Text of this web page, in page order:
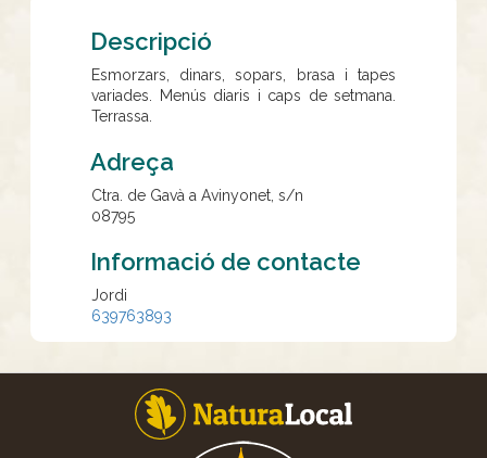
Descripció
Esmorzars, dinars, sopars, brasa i tapes
variades. Menús diaris i caps de setmana.
Terrassa.
Adreça
Ctra. de Gavà a Avinyonet, s/n
08795
Informació de contacte
Jordi
639763893